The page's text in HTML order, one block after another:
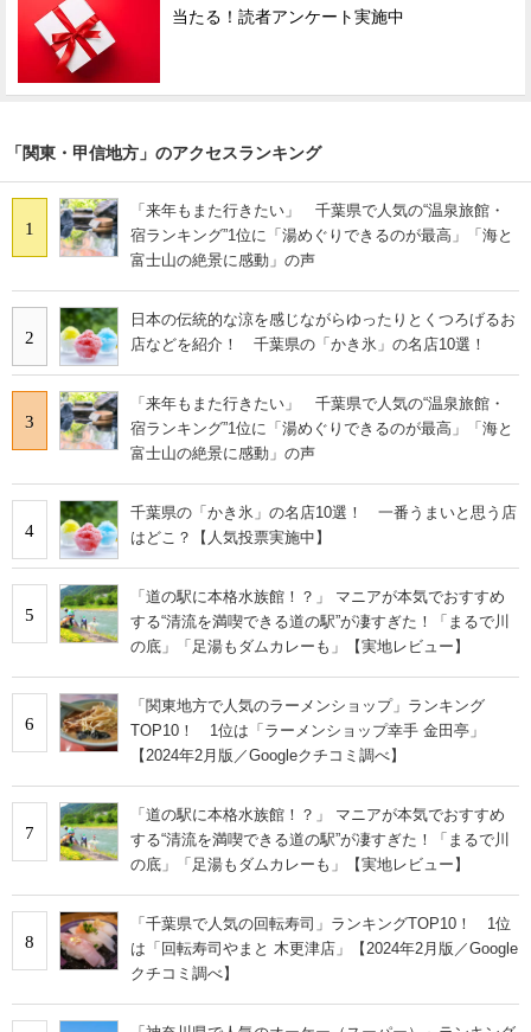
当たる！読者アンケート実施中
「関東・甲信地方」のアクセスランキング
1
「来年もまた行きたい」 千葉県で人気の“温泉旅館・
宿ランキング”1位に「湯めぐりできるのが最高」「海と
富士山の絶景に感動」の声
2
日本の伝統的な涼を感じながらゆったりとくつろげるお
店などを紹介！ 千葉県の「かき氷」の名店10選！
3
「来年もまた行きたい」 千葉県で人気の“温泉旅館・
宿ランキング”1位に「湯めぐりできるのが最高」「海と
富士山の絶景に感動」の声
4
千葉県の「かき氷」の名店10選！ 一番うまいと思う店
はどこ？【人気投票実施中】
5
「道の駅に本格水族館！？」 マニアが本気でおすすめ
する“清流を満喫できる道の駅”が凄すぎた！「まるで川
の底」「足湯もダムカレーも」【実地レビュー】
6
「関東地方で人気のラーメンショップ」ランキング
TOP10！ 1位は「ラーメンショップ幸手 金田亭」
【2024年2月版／Googleクチコミ調べ】
7
「道の駅に本格水族館！？」 マニアが本気でおすすめ
する“清流を満喫できる道の駅”が凄すぎた！「まるで川
の底」「足湯もダムカレーも」【実地レビュー】
8
「千葉県で人気の回転寿司」ランキングTOP10！ 1位
は「回転寿司やまと 木更津店」【2024年2月版／Google
クチコミ調べ】